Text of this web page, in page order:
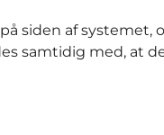
siden af
samtidig med, at